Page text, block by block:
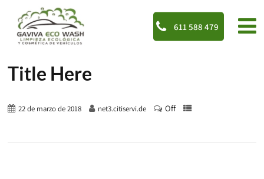
611 588 479
Title Here
22 de marzo de 2018 net3.citiservi.de Off